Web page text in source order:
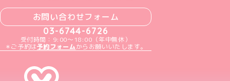
お問い合わせフォーム
03-6744-6726
受付時間：9:00～18:00（年中無休）
＊ご予約は予約フォームからお願いいたします。